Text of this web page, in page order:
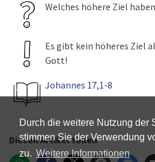
Durch die weitere Nutzung der
stimmen Sie der Verwendung
zu. Weitere Informationen
Welches höhere Ziel
Es gibt kein höheres Ziel
Gott!
Johannes 17,1-8
Diesen Artikel teilen